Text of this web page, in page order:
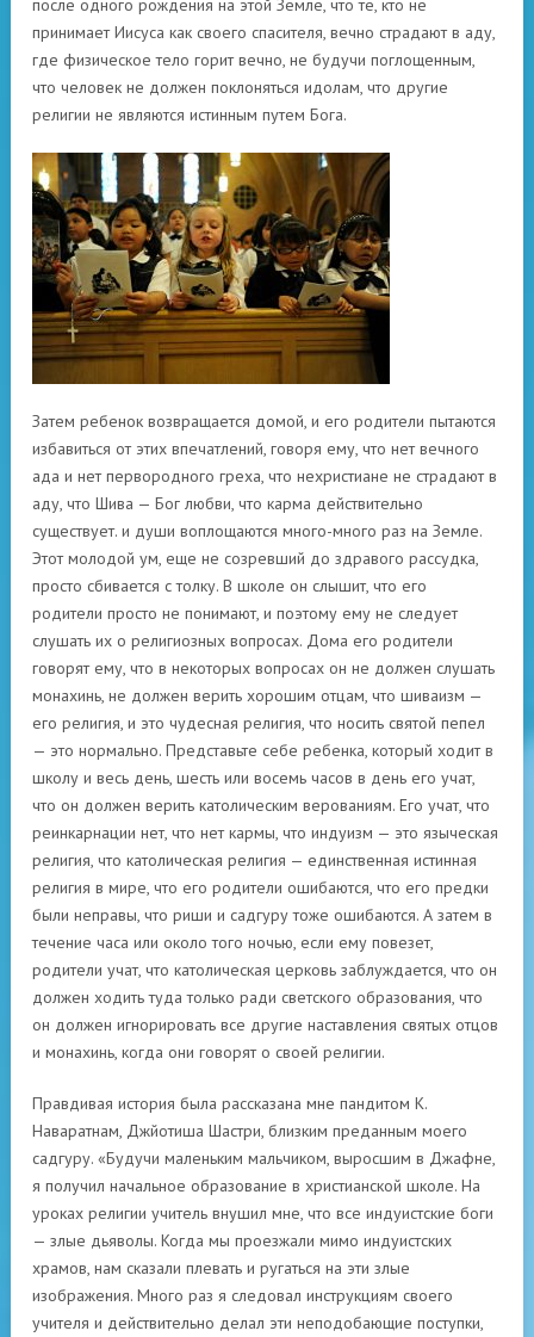
после одного рождения на этой Земле, что те, кто не
принимает Иисуса как своего спасителя, вечно страдают в аду,
где физическое тело горит вечно, не будучи поглощенным,
что человек не должен поклоняться идолам, что другие
религии не являются истинным путем Бога.
Затем ребенок возвращается домой, и его родители пытаются
избавиться от этих впечатлений, говоря ему, что нет вечного
ада и нет первородного греха, что нехристиане не страдают в
аду, что Шива — Бог любви, что карма действительно
существует. и души воплощаются много-много раз на Земле.
Этот молодой ум, еще не созревший до здравого рассудка,
просто сбивается с толку. В школе он слышит, что его
родители просто не понимают, и поэтому ему не следует
слушать их о религиозных вопросах. Дома его родители
говорят ему, что в некоторых вопросах он не должен слушать
монахинь, не должен верить хорошим отцам, что шиваизм —
его религия, и это чудесная религия, что носить святой пепел
— это нормально. Представьте себе ребенка, который ходит в
школу и весь день, шесть или восемь часов в день его учат,
что он должен верить католическим верованиям. Его учат, что
реинкарнации нет, что нет кармы, что индуизм — это языческая
религия, что католическая религия — единственная истинная
религия в мире, что его родители ошибаются, что его предки
были неправы, что риши и садгуру тоже ошибаются. А затем в
течение часа или около того ночью, если ему повезет,
родители учат, что католическая церковь заблуждается, что он
должен ходить туда только ради светского образования, что
он должен игнорировать все другие наставления святых отцов
и монахинь, когда они говорят о своей религии.
Правдивая история была рассказана мне пандитом К.
Наваратнам, Джйотиша Шастри, близким преданным моего
садгуру. «Будучи маленьким мальчиком, выросшим в Джафне,
я получил начальное образование в христианской школе. На
уроках религии учитель внушил мне, что все индуистские боги
— злые дьяволы. Когда мы проезжали мимо индуистских
храмов, нам сказали плевать и ругаться на эти злые
изображения. Много раз я следовал инструкциям своего
учителя и действительно делал эти неподобающие поступки,